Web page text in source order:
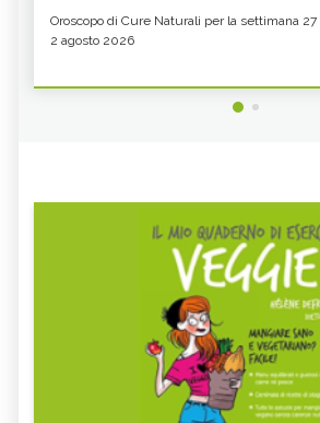
Oroscopo di Cure Naturali per la settimana
2 agosto 2026